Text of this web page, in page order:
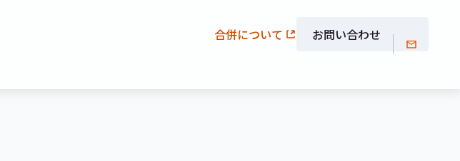
合併について お問い合わせ